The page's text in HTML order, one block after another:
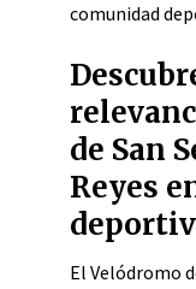
comunidad
de San
Reyes
El Velódromo